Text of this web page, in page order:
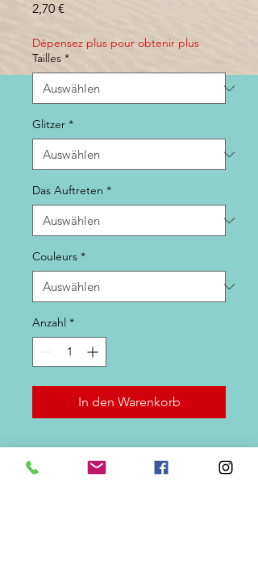
2,70 €
Dépensez plus pour obtenir plus
Tailles *
Glitzer *
Das Auftreten *
Couleurs *
Anzahl *
In den Warenkorb
Unverzichtbares Zubehör zum